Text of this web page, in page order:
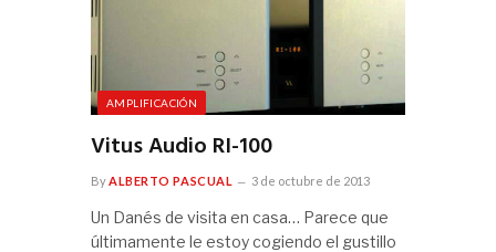
AMPLIFICACIÓN
Vitus Audio RI-100
By ALBERTO PASCUAL 3 de octubre de 2013
Un Danés de visita en casa… Parece que
últimamente le estoy cogiendo el gustillo